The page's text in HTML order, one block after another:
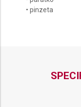
• pinzeta